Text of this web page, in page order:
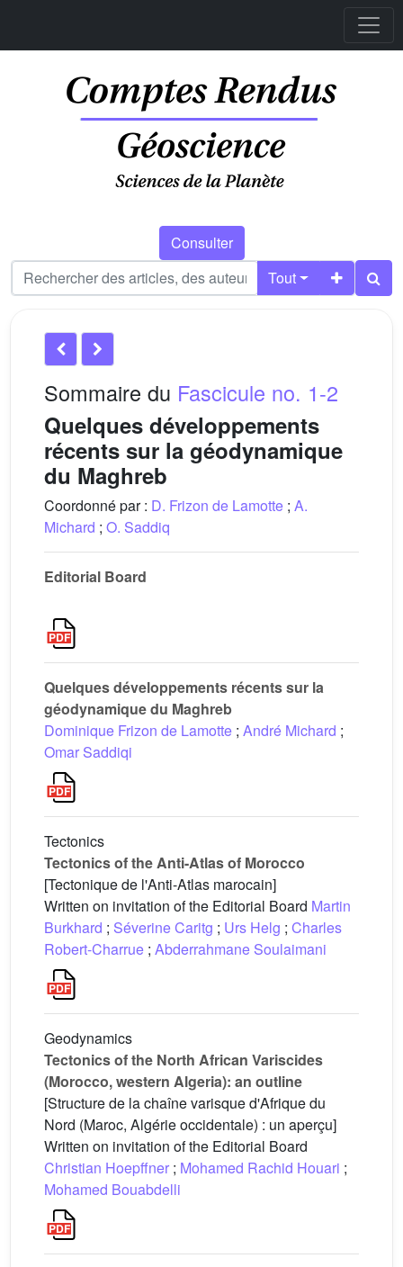
Consulter
Tout
Sommaire du Fascicule no. 1-2
Quelques développements
récents sur la géodynamique
du Maghreb
Coordonné par : D. Frizon de Lamotte ; A.
Michard ; O. Saddiq
Editorial Board
Quelques développements récents sur la
géodynamique du Maghreb
Dominique Frizon de Lamotte ; André Michard ;
Omar Saddiqi
Tectonics
Tectonics of the Anti-Atlas of Morocco
[Tectonique de l'Anti-Atlas marocain]
Written on invitation of the Editorial Board Martin
Burkhard ; Séverine Caritg ; Urs Helg ; Charles
Robert-Charrue ; Abderrahmane Soulaimani
Geodynamics
Tectonics of the North African Variscides
(Morocco, western Algeria): an outline
[Structure de la chaîne varisque d'Afrique du
Nord (Maroc, Algérie occidentale) : un aperçu]
Written on invitation of the Editorial Board
Christian Hoepffner ; Mohamed Rachid Houari ;
Mohamed Bouabdelli